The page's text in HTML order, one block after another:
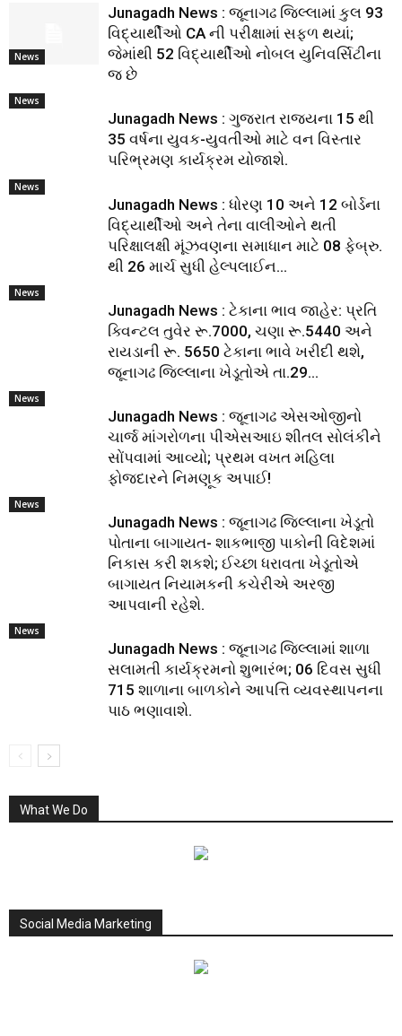
News
Junagadh News : જૂનાગઢ જિલ્લામાં કુલ 93
વિદ્યાર્થીઓ CA ની પરીક્ષામાં સફળ થયાં;
જેમાંથી 52 વિદ્યાર્થીઓ નોબલ યુનિવર્સિટીના
જ છે
News
Junagadh News : ગુજરાત રાજ્યના 15 થી
35 વર્ષના યુવક-યુવતીઓ માટે વન વિસ્તાર
પરિભ્રમણ કાર્યક્રમ યોજાશે.
News
Junagadh News : ધોરણ 10 અને 12 બોર્ડના
વિદ્યાર્થીઓ અને તેના વાલીઓને થતી
પરિક્ષાલક્ષી મૂંઝવણના સમાધાન માટે 08 ફેબ્રુ.
થી 26 માર્ચ સુધી હેલ્પલાઈન...
News
Junagadh News : ટેકાના ભાવ જાહેર: પ્રતિ
ક્વિન્ટલ તુવેર રૂ.7000, ચણા રૂ.5440 અને
રાયડાની રૂ. 5650 ટેકાના ભાવે ખરીદી થશે,
જૂનાગઢ જિલ્લાના ખેડૂતોએ તા.29...
News
Junagadh News : જૂનાગઢ એસઓજીનો
ચાર્જ માંગરોળના પીએસઆઇ શીતલ સોલંકીને
સોંપવામાં આવ્યો; પ્રથમ વખત મહિલા
ફોજદારને નિમણૂક અપાઈ!
News
Junagadh News : જૂનાગઢ જિલ્લાના ખેડૂતો
પોતાના બાગાયત- શાકભાજી પાકોની વિદેશમાં
નિકાસ કરી શકશે; ઈચ્છા ધરાવતા ખેડૂતોએ
બાગાયત નિયામકની કચેરીએ અરજી
આપવાની રહેશે.
News
Junagadh News : જૂનાગઢ જિલ્લામાં શાળા
સલામતી કાર્યક્રમનો શુભારંભ; 06 દિવસ સુધી
715 શાળાના બાળકોને આપત્તિ વ્યવસ્થાપનના
પાઠ ભણાવાશે.
What We Do
Social Media Marketing